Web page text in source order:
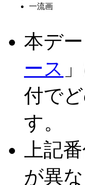
一流画
本デ
ース
付で
す。
上記
が異